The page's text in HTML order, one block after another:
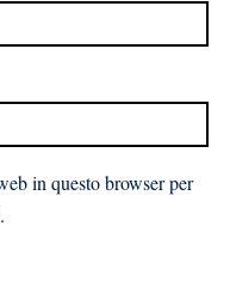
in questo browser per